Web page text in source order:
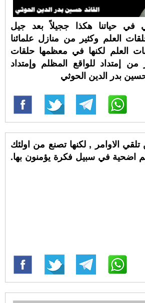
حياتنا هكذا ججيلاً بعد جيل
العلم وكثير من منازل علمائنا
العلم لكنها في معظمها حلقات
من إمتداد للواقع المظلم وإمتداد
بدر الدين الحوثي
الاوامر , لكنها تصنع من اولئك
اضحية في سبيل فكرة يؤمنون بها.